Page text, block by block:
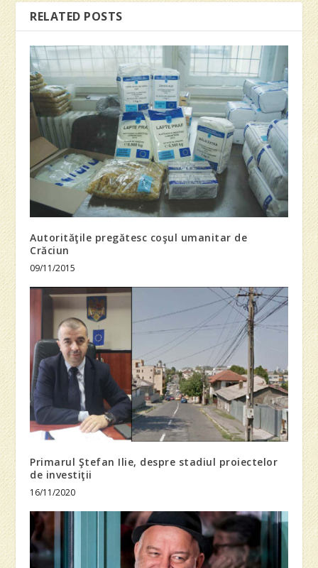
RELATED POSTS
Autorităţile pregătesc coşul umanitar de
Crăciun
09/11/2015
Primarul Ştefan Ilie, despre stadiul proiectelor
de investiţii
16/11/2020